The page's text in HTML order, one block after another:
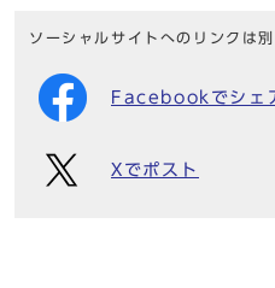
ソーシャルサイトへのリンクは
Facebookでシェ
Xでポスト